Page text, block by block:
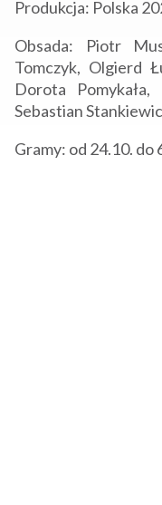
Produkcja: Polska
Obsada: Piotr
Tomczyk, Olgierd
Dorota
Sebastian
Gramy: od 24.10. do